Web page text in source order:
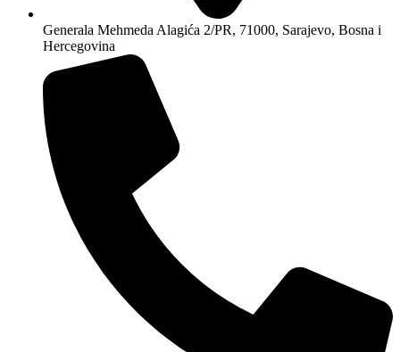
Generala Mehmeda Alagića 2/PR, 71000, Sarajevo, Bosna i
Hercegovina